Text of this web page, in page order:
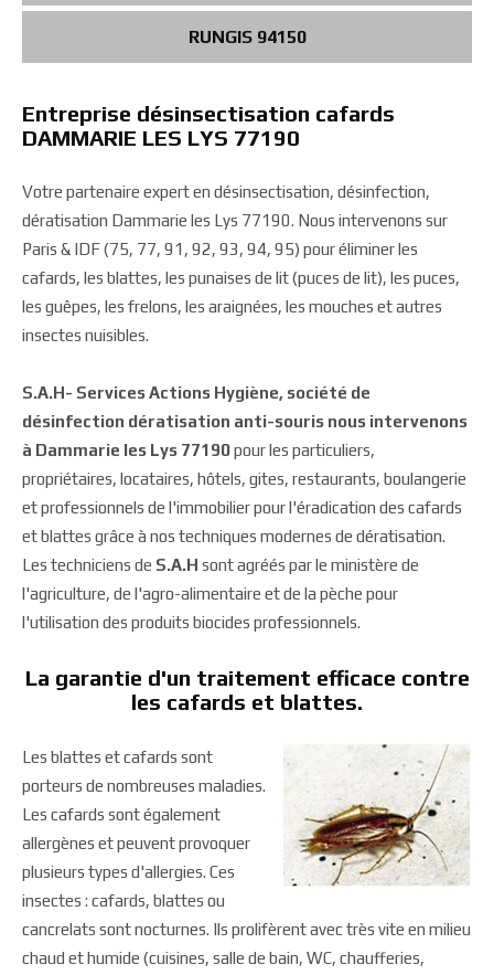
RUNGIS 94150
Entreprise désinsectisation cafards
DAMMARIE LES LYS 77190
Votre partenaire expert en désinsectisation, désinfection,
dératisation Dammarie les Lys 77190. Nous intervenons sur
Paris & IDF (75, 77, 91, 92, 93, 94, 95) pour éliminer les
cafards, les blattes, les punaises de lit (puces de lit), les puces,
les guêpes, les frelons, les araignées, les mouches et autres
insectes nuisibles.
S.A.H- Services Actions Hygiène, société de
désinfection dératisation anti-souris nous intervenons
à Dammarie les Lys 77190pour les particuliers,
propriétaires, locataires, hôtels, gites, restaurants, boulangerie
et professionnels de l'immobilier pour l'éradication des cafards
et blattes grâce à nos techniques modernes de dératisation.
Les techniciens de S.A.H sont agréés par le ministère de
l'agriculture, de l'agro-alimentaire et de la pèche pour
l'utilisation des produits biocides professionnels.
La garantie d'un traitement efficace contre
les cafards et blattes.
Les blattes et cafards sont
porteurs de nombreuses maladies.
Les cafards sont également
allergènes et peuvent provoquer
plusieurs types d'allergies. Ces
insectes : cafards, blattes ou
cancrelats sont nocturnes. Ils prolifèrent avec très vite en milieu
chaud et humide (cuisines, salle de bain, WC, chaufferies,